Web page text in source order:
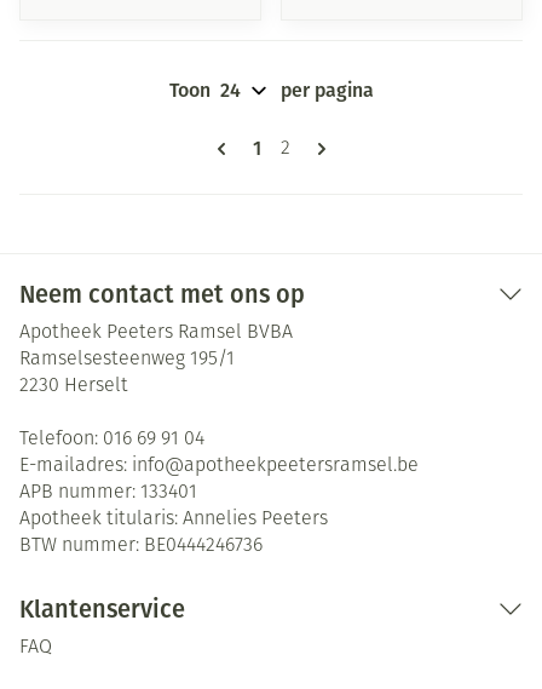
Pagina's
U lees momenteel pagina
1 Pagina
2
Toon per pagina
Neem contact met ons op
Apotheek Peeters Ramsel BVBA
Ramselsesteenweg 195/1
2230 Herselt
Telefoon: 016 69 91 04
E-mailadres: info@apotheekpeetersramsel.be
APB nummer: 133401
Apotheek titularis: Annelies Peeters
BTW nummer: BE0444246736
Klantenservice
FAQ